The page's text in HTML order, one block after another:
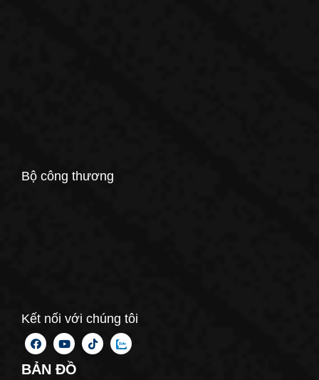
Bộ công thương
Kết nối với chúng tôi
BẢN ĐỒ